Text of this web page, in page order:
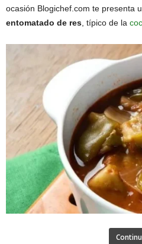
ocasión Blogichef.com te presenta
entomatado de res , típico de la